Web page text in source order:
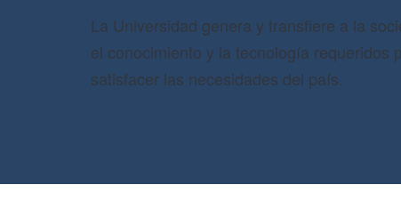
La Universidad genera y transfiere a la
el conocimiento y la tecnología requeridos
satisfacer las necesidades del país.